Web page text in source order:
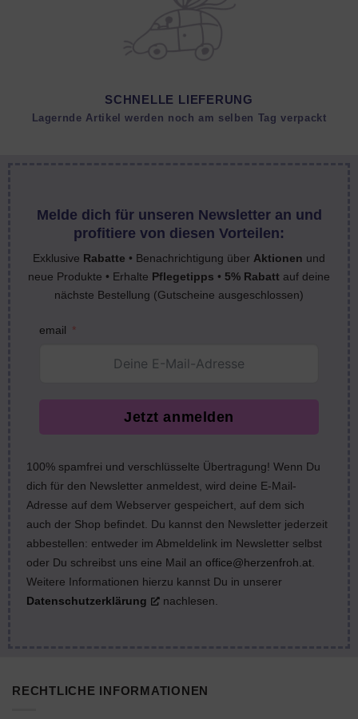
SCHNELLE LIEFERUNG
Lagernde Artikel werden noch am selben Tag verpackt
Melde dich für unseren Newsletter an und
profitiere von diesen Vorteilen:
Exklusive Rabatte • Benachrichtigung über Aktionen und
neue Produkte • Erhalte Pflegetipps • 5% Rabatt auf deine
nächste Bestellung (Gutscheine ausgeschlossen)
email
Jetzt anmelden
100% spamfrei und verschlüsselte Übertragung! Wenn Du
dich für den Newsletter anmeldest, wird deine E-Mail-
Adresse auf dem Webserver gespeichert, auf dem sich
auch der Shop befindet. Du kannst den Newsletter jederzeit
abbestellen: entweder im Abmeldelink im Newsletter selbst
oder Du schreibst uns eine Mail an office@herzenfroh.at
Weitere Informationen hierzu kannst Du in unserer
Datenschutzerklärung
nachlesen.
RECHTLICHE INFORMATIONEN